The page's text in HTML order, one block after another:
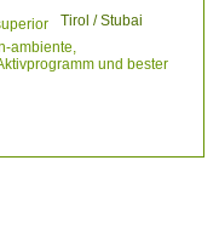
Tirol / Stubai
ambiente,
und bester